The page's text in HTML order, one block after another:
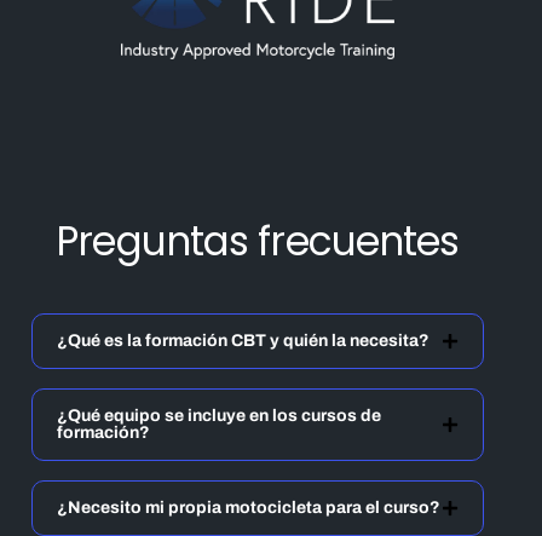
Preguntas frecuentes
¿Qué es la formación CBT y quién la necesita?
¿Qué equipo se incluye en los cursos de
formación?
¿Necesito mi propia motocicleta para el curso?